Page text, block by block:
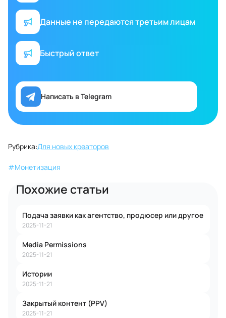
Данные не передаются третьим лицам
Быстрый ответ
Написать в Telegram
Рубрика:Для новых креаторов
#Монетизация
Похожие статьи
Подача заявки как агентство, продюсер или другое
2025-11-21
Media Permissions
2025-11-21
Истории
2025-11-21
Закрытый контент (PPV)
2025-11-21